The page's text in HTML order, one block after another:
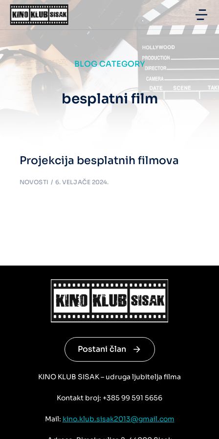
BLOG CATEGORY
besplatni film
Projekcija besplatnih filmova
NOVOSTI 6. VELJAČE 2024.
Postani član
KINO KLUB SISAK – udruga ljubitelja filma
Kontakt broj: +385 99 591 5656
Mail: kino.klub.sisak2013@gmail.com